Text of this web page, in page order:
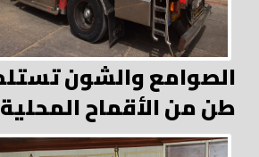
طن من الأقماح المحلية